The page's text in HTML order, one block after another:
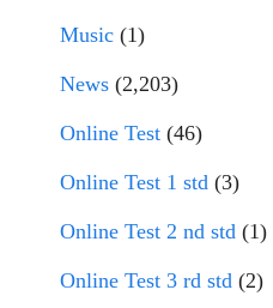
Music (1)
News (2,203)
Online Test (46)
Online Test 1 std (3)
Online Test 2 nd std (1)
Online Test 3 rd std (2)